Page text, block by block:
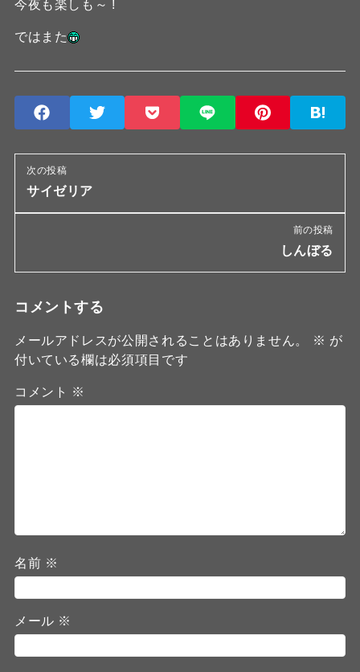
今夜も楽しも～ !
ではまた
次の投稿
サイゼリア
前の投稿
しんぼる
コメントする
メールアドレスが公開されることはありません。 ※ が
付いている欄は必須項目です
コメント ※
名前 ※
メール ※